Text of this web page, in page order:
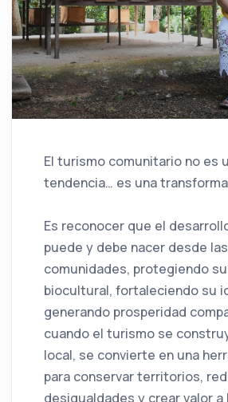
El turismo comunitario no es
tendencia… es una
Es reconocer que el
puede y debe nacer desde las
comunidades, protegiendo
biocultural, fortaleciendo su
generando prosperidad
cuando el turismo se
local, se convierte en una
para conservar territorios,
desigualdades y crear valor a